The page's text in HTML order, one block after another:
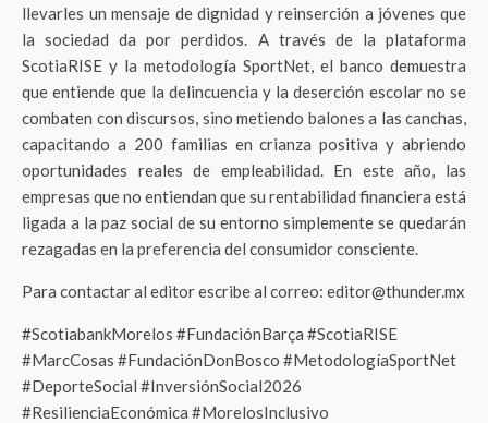
llevarles un mensaje de dignidad y reinserción a jóvenes que
la sociedad da por perdidos. A través de la plataforma
ScotiaRISE y la metodología SportNet, el banco demuestra
que entiende que la delincuencia y la deserción escolar no se
combaten con discursos, sino metiendo balones a las canchas,
capacitando a 200 familias en crianza positiva y abriendo
oportunidades reales de empleabilidad. En este año, las
empresas que no entiendan que su rentabilidad financiera está
ligada a la paz social de su entorno simplemente se quedarán
rezagadas en la preferencia del consumidor consciente.
Para contactar al editor escribe al correo: editor@thunder.mx
#ScotiabankMorelos #FundaciónBarça #ScotiaRISE
#MarcCosas #FundaciónDonBosco #MetodologíaSportNet
#DeporteSocial #InversiónSocial2026
#ResilienciaEconómica #MorelosInclusivo